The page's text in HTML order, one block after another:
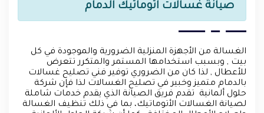
صيانة غسالات اتوماتيك الدمام
الغسالة من الأجهزة المنزلية الضرورية والموجودة في كل
بيت , وبسبب استخدامها المستمر والمتكرر تتعرض
للأعطال , لذا كان من الضروري توفير فني تصليح غسالات
بالدمام متميز وخبير في تصليح الغسالات لذا فإن شركة
حلول ألمانية تقدم فريق الصيانة الذي يقدم خدمات شاملة
لصيانة الغسالات الأتوماتيك، بما في ذلك تنظيف الغسالة